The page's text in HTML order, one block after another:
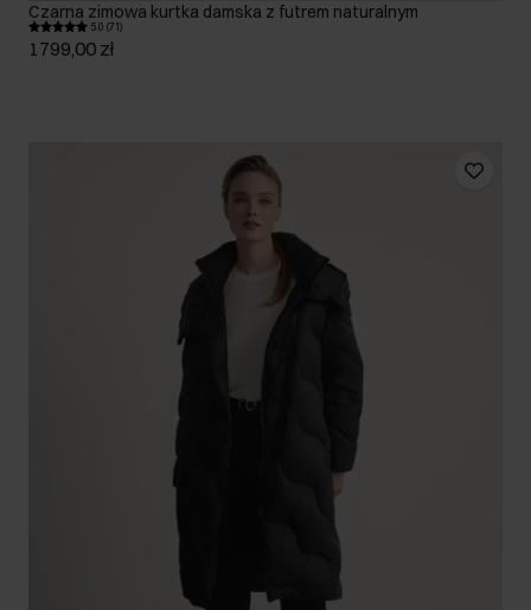
Czarna zimowa kurtka damska z futrem naturalnym
5.0 (71)
1799,00 zł